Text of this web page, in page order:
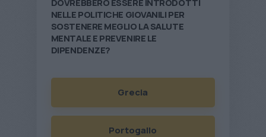
DOVREBBERO ESSERE INTRODOTTI
NELLE POLITICHE GIOVANILI PER
SOSTENERE MEGLIO LA SALUTE
MENTALE E PREVENIRE LE
DIPENDENZE?
Grecia
Portogallo